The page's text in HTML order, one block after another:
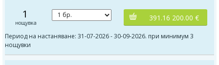
1
нощувка
391.16 200.00 €
Период на настаняване: 31-07-2026 - 30-09-2026. при минимум 3
нощувки